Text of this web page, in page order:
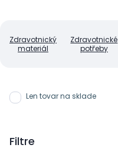
Zdravotnický
materiál
Zdravotnické
potřeby
Len tovar na sklade
Filtre